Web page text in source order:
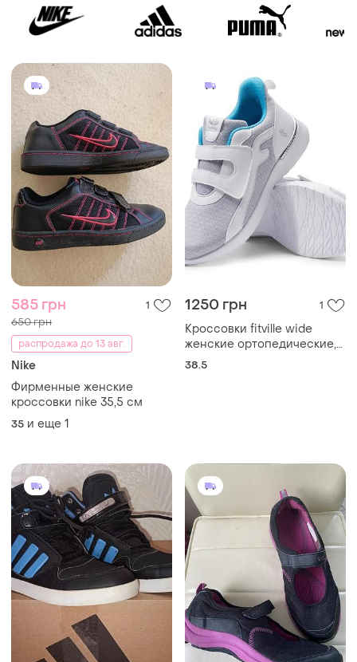
585 грн 1
650 грн
распродажа до 13 авг.
Nike
Фирменные женские
кроссовки nike 35,5 см
35 и еще 1
1250 грн 1
Кроссовки fitville wide
женские ортопедические,
сверхширокие, на липучке,
38.5